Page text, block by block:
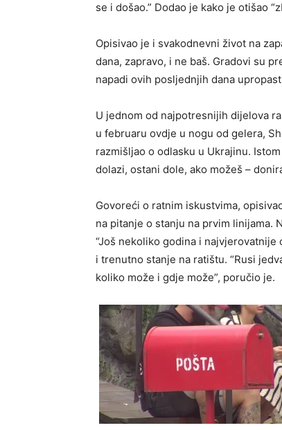
se i došao.” Dodao je kako je otišao
Opisivao je i svakodnevni život na
dana, zapravo, i ne baš. Gradovi su
napadi ovih posljednjih dana
U jednom od najpotresnijih dijelova
u februaru ovdje u nogu od gelera,
razmišljao o odlasku u Ukrajinu.
dolazi, ostani dole, ako možeš –
Govoreći o ratnim iskustvima,
na pitanje o stanju na prvim linijama.
“Još nekoliko godina i
i trenutno stanje na ratištu. “Rusi
koliko može i gdje može”, poručio je.